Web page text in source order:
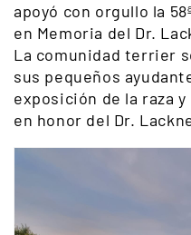
apoyó con orgullo la
en Memoria del Dr.
La comunidad terrier
sus pequeños
exposición de la raza
en honor del Dr.